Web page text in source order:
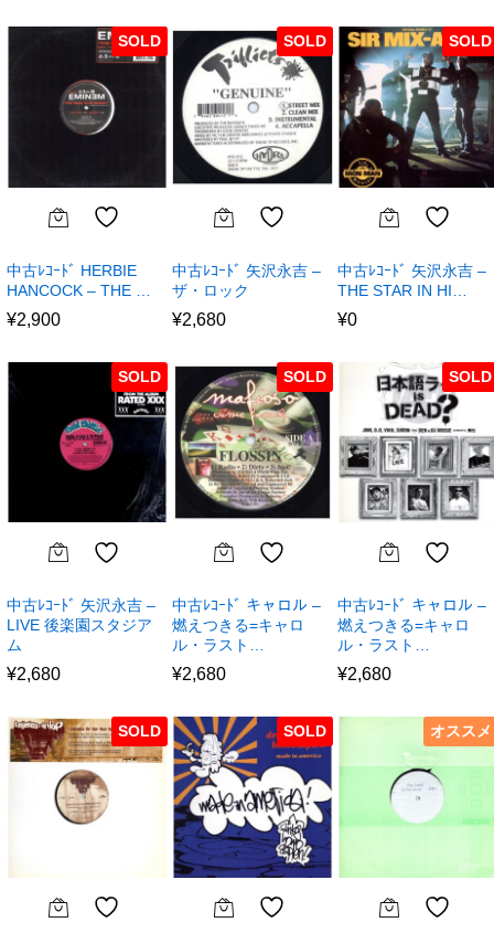
SOLD
中古ﾚｺｰﾄﾞ HERBIE
HANCOCK – THE …
¥2,900
SOLD
中古ﾚｺｰﾄﾞ 矢沢永吉 –
ザ・ロック
¥2,680
SOLD
中古ﾚｺｰﾄﾞ 矢沢永吉 –
THE STAR IN HI…
¥0
SOLD
中古ﾚｺｰﾄﾞ 矢沢永吉 –
LIVE 後楽園スタジア
ム
¥2,680
SOLD
中古ﾚｺｰﾄﾞ キャロル –
燃えつきる=キャロ
ル・ラスト…
¥2,680
SOLD
中古ﾚｺｰﾄﾞ キャロル –
燃えつきる=キャロ
ル・ラスト…
¥2,680
SOLD SOLD オススメ